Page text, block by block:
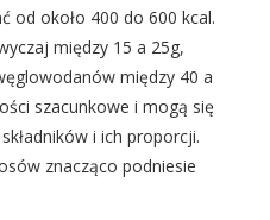
od około 400 do 600 kcal.
między 15 a 25g,
między 40 a
szacunkowe i mogą się
i ich proporcji.
znacząco podniesie